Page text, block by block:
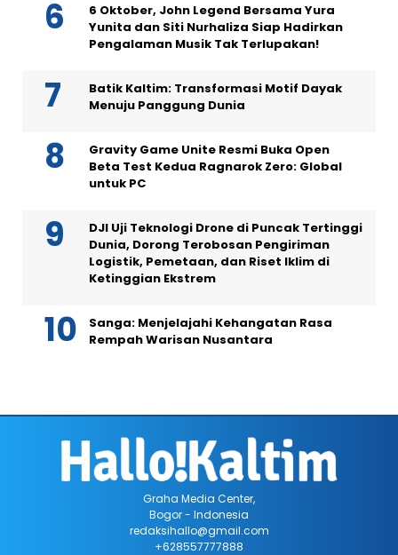
6 Oktober, John Legend Bersama Yura
Yunita dan Siti Nurhaliza Siap Hadirkan
Pengalaman Musik Tak Terlupakan!
Batik Kaltim: Transformasi Motif Dayak
Menuju Panggung Dunia
Gravity Game Unite Resmi Buka Open
Beta Test Kedua Ragnarok Zero: Global
untuk PC
DJI Uji Teknologi Drone di Puncak Tertinggi
Dunia, Dorong Terobosan Pengiriman
Logistik, Pemetaan, dan Riset Iklim di
Ketinggian Ekstrem
Sanga: Menjelajahi Kehangatan Rasa
Rempah Warisan Nusantara
Graha Media Center,
Bogor - Indonesia
redaksihallo@gmail.com
+628557777888